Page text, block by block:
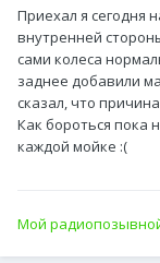
Приехал я сегодня
внутренней
сами колеса
заднее добавили
сказал, что
Как бороться пока
каждой мойке :(
Мой